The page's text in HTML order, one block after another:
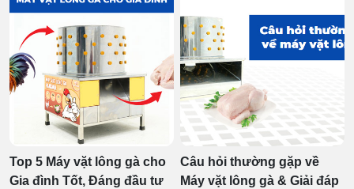
Top 5 Máy vặt lông gà cho
Gia đình Tốt, Đáng đầu tư
Câu hỏi thường gặp về
Máy vặt lông gà & Giải đáp